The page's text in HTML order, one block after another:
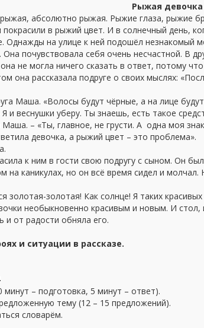
Рыжая девочка
абсолютно рыжая. Рыжие глаза, рыжие
покрасили в рыжий цвет. И в солнечный день,
на улице к ней подошёл незнакомый
почувствовала себя очень несчастной. В
не могла ничего сказать в ответ, потому
она рассказала подруге о своих мыслях:
Маша. «Волосы будут чёрные, а на лице
веснушки уберу. Ты знаешь, есть такое
– «Ты, главное, не грусти. А одна моя
девочка, а рыжий цвет – это проблема».
к ним в гости свою подругу с сыном. Он
на каникулах, но он всё время сидел и
золотая-золотая! Как солнце! Я таких
необыкновенно красивым и новым. И
и от радости обняла его.
и ситуации в рассказе.
– подготовка, 5 минут – ответ).
тему (12 – 15 предложений).
словарём.